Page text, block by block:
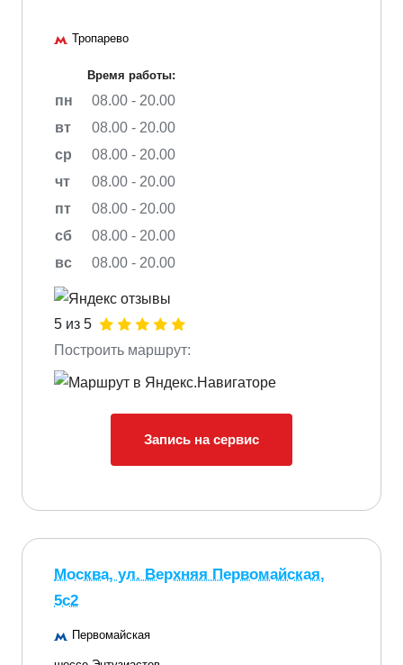
Тропарево
Время работы:
пн
08.00 - 20.00
вт
08.00 - 20.00
ср
08.00 - 20.00
чт
08.00 - 20.00
пт
08.00 - 20.00
сб
08.00 - 20.00
вс
08.00 - 20.00
5 из 5
Построить маршрут:
Запись на сервис
Москва, ул. Верхняя Первомайская,
5с2
Первомайская